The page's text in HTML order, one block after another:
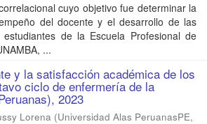
cuyo objetivo fue determinar la
del docente y el desarrollo de las
de la Escuela Profesional de
...
y la satisfacción académica de los
ciclo de enfermería de la
2023
Lorena (Universidad Alas PeruanasPE,